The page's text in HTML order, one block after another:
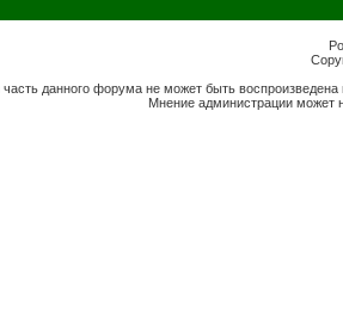
часть данного форума не может быть
Мнение администрации может